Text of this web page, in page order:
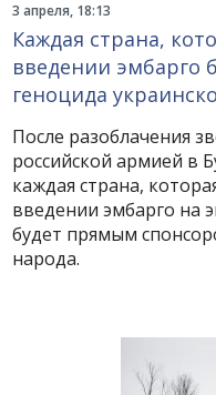
3 апреля, 18:13
Каждая страна,
введении эмбарго
геноцида
После разоблачения
российской армией в
каждая страна,
введении эмбарго на
будет прямым
народа.